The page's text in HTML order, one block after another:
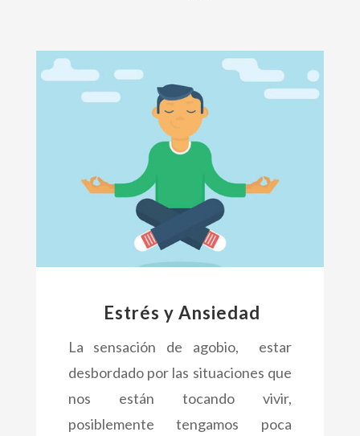
Estrés y Ansiedad
La sensación de agobio, estar
desbordado por las situaciones que
nos están tocando vivir,
posiblemente tengamos poca